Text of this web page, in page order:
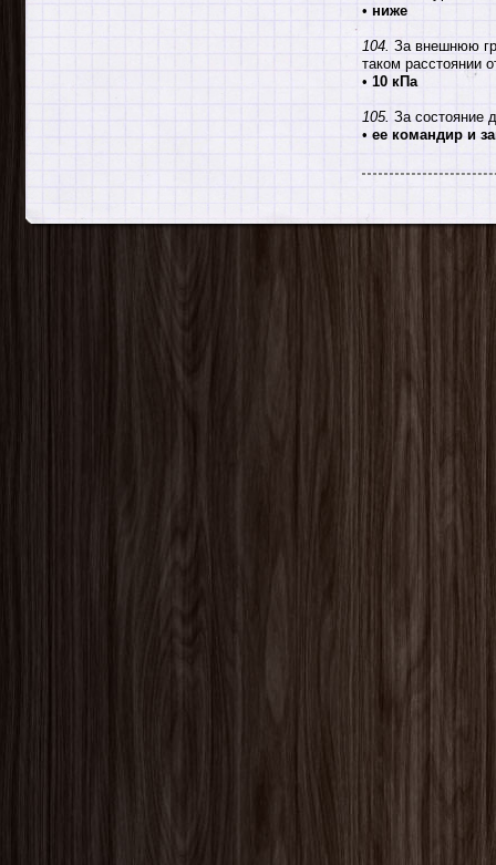
• ниже
104. За внешнюю
таком расстоянии
• 10 кПа
105. За состояние
• ее командир и